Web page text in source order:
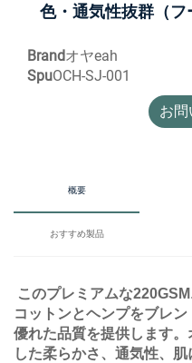
色・通気性抜群（フ
Brandオヤeah
SpuOCH-SJ-001
お
概要
おすすめ製品
このプレミアムな
コットンとヘンプをブレ
優れた品質を提供します
した柔らかさ、通気性、